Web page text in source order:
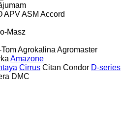
APVASM Accord
Masz
Agrokalina Agromaster
Amazone
Cirrus Citan Condor D-series
DMC